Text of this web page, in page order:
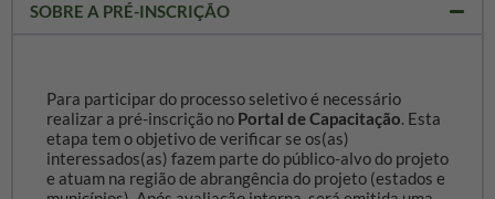
SOBRE A PRÉ-INSCRIÇÃO
Para participar do processo seletivo é necessário
realizar a pré-inscrição no Portal de Capacitação. Esta
etapa tem o objetivo de verificar se os(as)
interessados(as) fazem parte do público-alvo do projeto
e atuam na região de abrangência do projeto (estados e